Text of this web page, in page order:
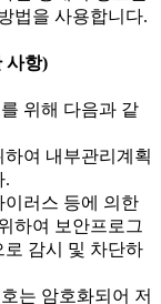
법을 사용합니다.
사항)
위해 다음과 같
여 내부관리계획
.
이러스 등에 의한
하여 보안프로그
감시 및 차단하
는 암호화되어 저